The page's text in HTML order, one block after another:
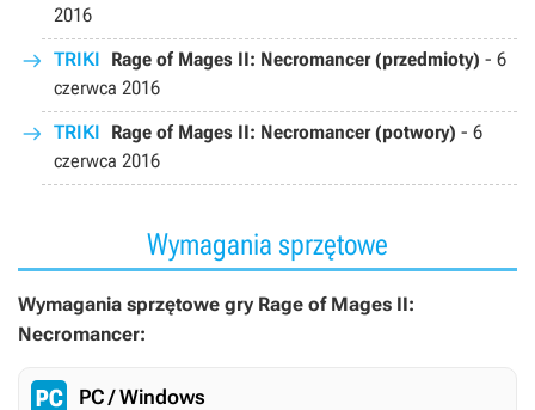
2016
TRIKI Rage of Mages II: Necromancer (przedmioty) - 6
czerwca 2016
TRIKI Rage of Mages II: Necromancer (potwory) - 6
czerwca 2016
Wymagania sprzętowe
Wymagania sprzętowe gry Rage of Mages II:
Necromancer:
PC / Windows